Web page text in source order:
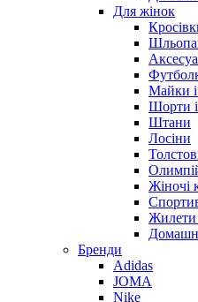
Для жінок
Майки
Шорти і
Штани
Лосіни
Жіночі
Жилети
Бренди
Adidas
JOMA
Nike